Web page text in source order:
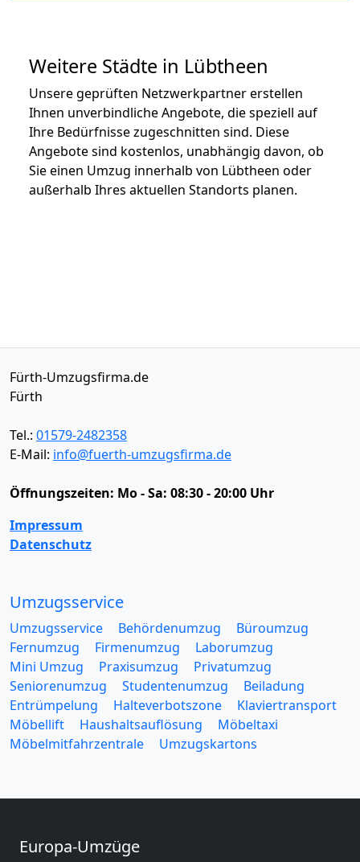
Weitere Städte in Lübtheen
Unsere geprüften Netzwerkpartner erstellen
Ihnen unverbindliche Angebote, die speziell auf
Ihre Bedürfnisse zugeschnitten sind. Diese
Angebote sind kostenlos, unabhängig davon, ob
Sie einen Umzug innerhalb von Lübtheen oder
außerhalb Ihres aktuellen Standorts planen.
Fürth-Umzugsfirma.de
Fürth
Tel.: 01579-2482358
E-Mail: info@fuerth-umzugsfirma.de
Öffnungszeiten: Mo - Sa: 08:30 - 20:00 Uhr
Impressum
Datenschutz
Umzugsservice
Umzugsservice Behördenumzug
Büroumzug
Fernumzug
Firmenumzug
Laborumzug
Mini Umzug
Praxisumzug
Privatumzug
Seniorenumzug
Studentenumzug
Beiladung
Entrümpelung
Halteverbotszone
Klaviertransport
Möbellift
Haushaltsauflösung
Möbeltaxi
Möbelmitfahrzentrale
Umzugskartons
Europa-Umzüge